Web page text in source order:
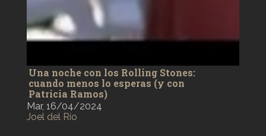
Una noche con los Rolling Stones:
cuando menos lo esperas (y con
Patricia Ramos)
Mar, 16/04/2024
Joel del Río